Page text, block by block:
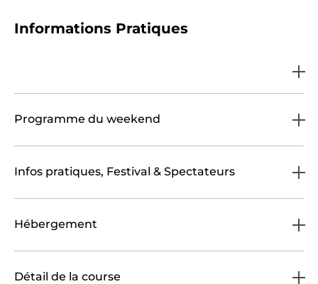
Informations Pratiques
Programme du weekend
Infos pratiques, Festival & Spectateurs
Hébergement
Détail de la course